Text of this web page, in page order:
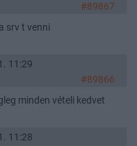
#89867
srv t venni
11:29
#89866
minden vételi kedvet
11:28